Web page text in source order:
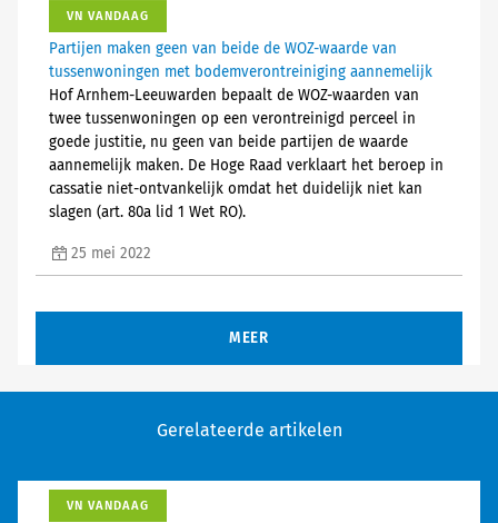
VN VANDAAG
Partijen maken geen van beide de WOZ-waarde van
tussenwoningen met bodemverontreiniging aannemelijk
Hof Arnhem-Leeuwarden bepaalt de WOZ-waarden van
twee tussenwoningen op een verontreinigd perceel in
goede justitie, nu geen van beide partijen de waarde
aannemelijk maken. De Hoge Raad verklaart het beroep in
cassatie niet-ontvankelijk omdat het duidelijk niet kan
slagen (art. 80a lid 1 Wet RO).
25 mei 2022
MEER
Gerelateerde artikelen
VN VANDAAG